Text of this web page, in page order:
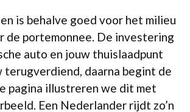
is behalve goed voor het milieu
de portemonnee. De investering
auto en jouw thuislaadpunt
terugverdiend, daarna begint de
pagina illustreren we dit met
Een Nederlander rijdt zo’n